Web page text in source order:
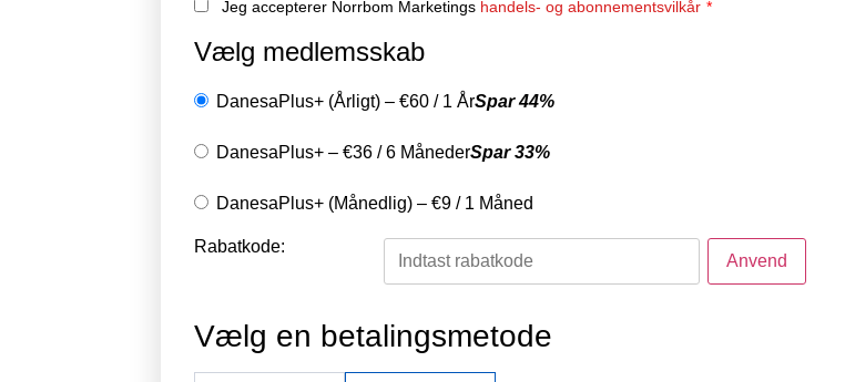
Jeg accepterer Norrbom Marketings handels- og abonnementsvilkår *
Vælg medlemsskab
DanesaPlus+ (Årligt) – €60 / 1 ÅrSpar 44%
DanesaPlus+ – €36 /6 MånederSpar 33%
DanesaPlus+ (Månedlig) – €9 / 1 Måned
Rabatkode:
Vælg en betalingsmetode